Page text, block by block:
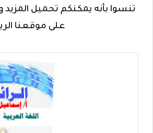
تنسوا بأنه يمكنكم تحميل المزيد
على موقعنا